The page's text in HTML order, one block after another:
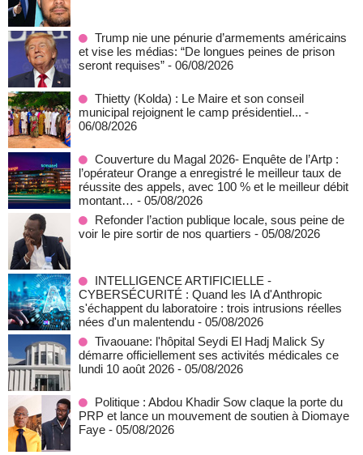
Trump nie une pénurie d’armements américains
et vise les médias: “De longues peines de prison
seront requises” - 06/08/2026
‎Thietty (Kolda) : Le Maire et son conseil
municipal rejoignent le camp présidentiel... -
06/08/2026
Couverture du Magal 2026- Enquête de l’Artp :
l’opérateur Orange a enregistré le meilleur taux de
réussite des appels, avec 100 % et le meilleur débit
montant… - 05/08/2026
Refonder l’action publique locale, sous peine de
voir le pire sortir de nos quartiers - 05/08/2026
INTELLIGENCE ARTIFICIELLE -
CYBERSÉCURITÉ : Quand les IA d'Anthropic
s'échappent du laboratoire : trois intrusions réelles
nées d'un malentendu - 05/08/2026
Tivaouane: l'hôpital Seydi El Hadj Malick Sy
démarre officiellement ses activités médicales ce
lundi 10 août 2026 - 05/08/2026
Politique : Abdou Khadir Sow claque la porte du
PRP et lance un mouvement de soutien à Diomaye
Faye - 05/08/2026